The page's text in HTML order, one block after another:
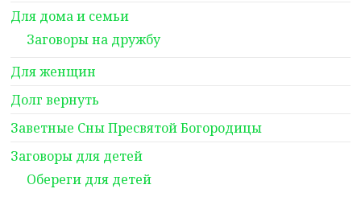
Для дома и семьи
Заговоры на дружбу
Для женщин
Долг вернуть
Заветные Сны Пресвятой Богородицы
Заговоры для детей
Обереги для детей